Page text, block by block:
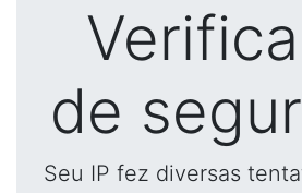
de
Seu IP fez diversas